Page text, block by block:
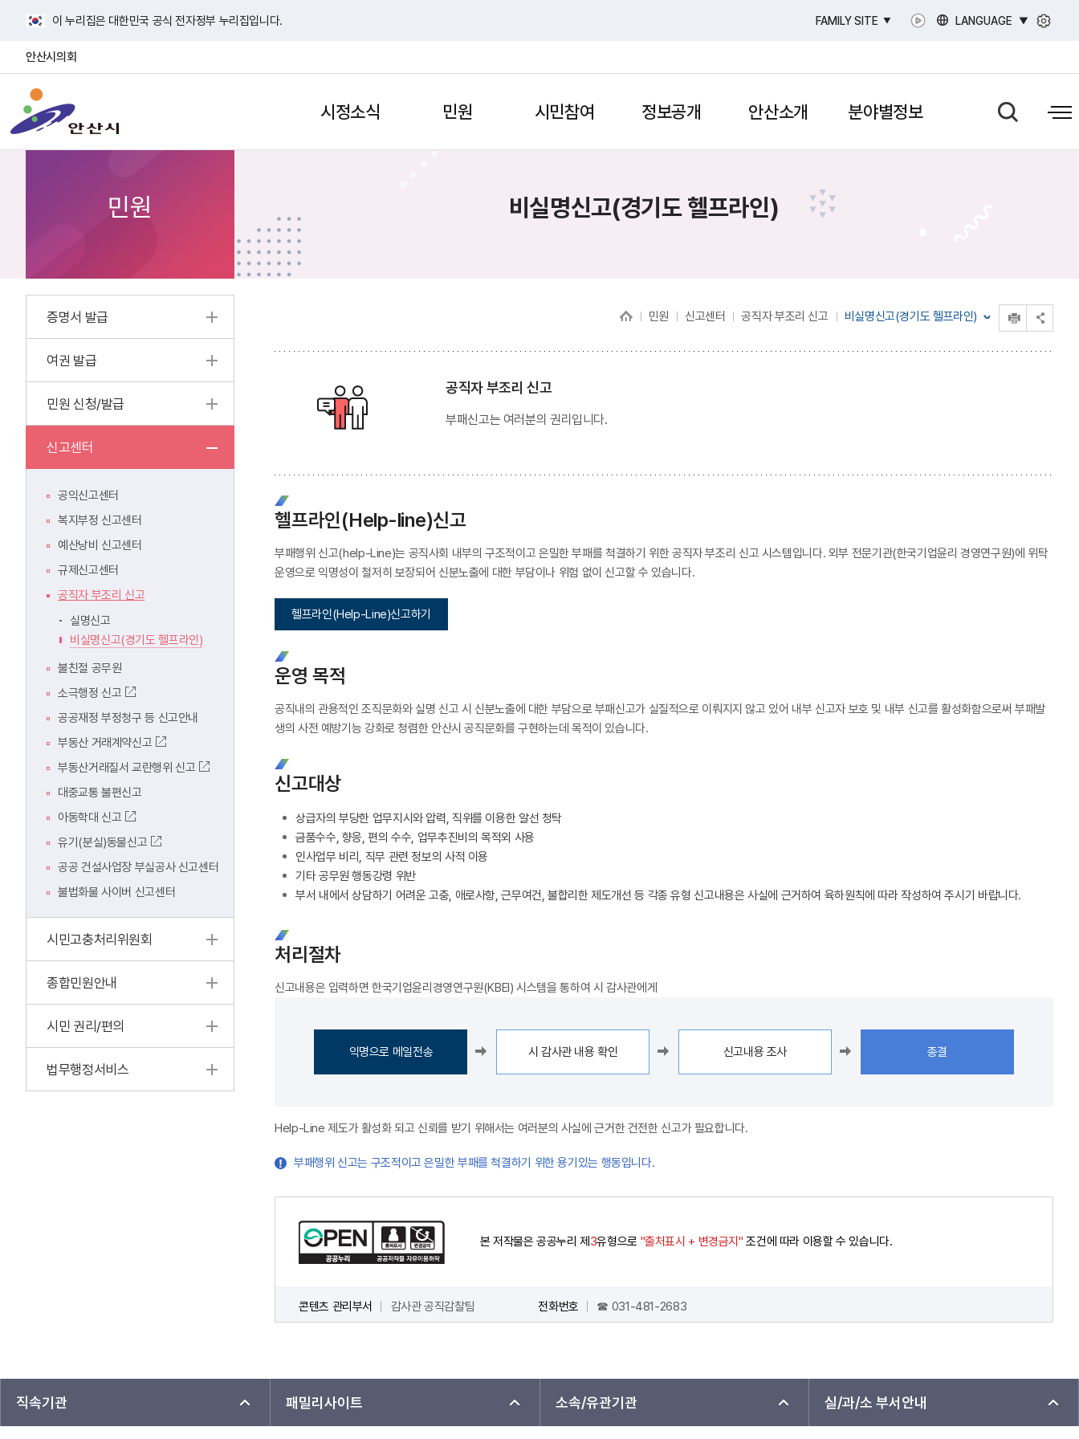
이 누리집은 대한민국 공식 전자정부 누리집입니다. FAMILY SITE LANGUAGE
안산시의회
시
시정소식 민원 시민참여 정보공개 안산소개 분야별정보
민원 비실명신고(경기도 헬프라인)
민원 신고센터 공직자 부조리 신고 비실명신고(경기도 헬프라인)
증명서 발급
여권 발급
민원 신청/발급
신고센터
공익신고센터
복지부정 신고센터
예산낭비 신고센터
규제신고센터
공직자 부조리 신고
실명신고
비실명신고(경기도 헬프라인)
불친절 공무원
소극행정 신고
공공재정 부정청구 등 신고안내
부동산 거래계약신고
부동산거래질서 교란행위 신고
대중교통 불편신고
아동학대 신고
유기(분실)동물신고
공공 건설사업장 부실공사 신고센터
불법화물 사이버 신고센터
시민고충처리위원회
종합민원안내
시민 권리/편의
법무행정서비스
공직자 부조리 신고
부패신고는 여러분의 권리입니다.
헬프라인(Help-line)신고
부패행위 신고(help-Line)는 공직사회 내부의 구조적이고 은밀한 부패를 척결하기 위한 공직자 부조리 신고 시스템입니다. 외부 전문기관(한국기업윤리 경영연구원)에 위탁
운영으로 익명성이 철저히 보장되어 신분노출에 대한 부담이나 위험 없이 신고할 수 있습니다.
헬프라인(Help-Line)신고하기
운영 목적
공직내의 관용적인 조직문화와 실명 신고 시 신분노출에 대한 부담으로 부패신고가 실질적으로 이뤄지지 않고 있어 내부 신고자 보호 및 내부 신고를 활성화함으로써 부패발
생의 사전 예방기능 강화로 청렴한 안산시 공직문화를 구현하는데 목적이 있습니다.
신고대상
상급자의 부당한 업무지시와 압력, 직위를 이용한 알선 청탁
금품수수, 향응, 편의 수수, 업무추진비의 목적외 사용
인사업무 비리, 직무 관련 정보의 사적 이용
기타 공무원 행동강령 위반
부서 내에서 상담하기 어려운 고충, 애로사항, 근무여건, 불합리한 제도개선 등 각종 유형 신고내용은 사실에 근거하여 육하원칙에 따라 작성하여 주시기 바랍니다.
처리절차
신고내용은 입력하면 한국기업윤리경영연구원(KBEI) 시스템을 통하여 시 감사관에게
익명으로 메일전송 시 감사관 내용 확인 신고내용 조사 종결
Help-Line 제도가 활성화 되고 신뢰를 받기 위해서는 여러분의 사실에 근거한 건전한 신고가 필요합니다.
부패행위 신고는 구조적이고 은밀한 부패를 척결하기 위한 용기있는 행동입니다.
본 저작물은 공공누리 제 3유형으로 "출처표시 + 변경금지" 조건에 따라 이용할 수 있습니다.
콘텐츠 관리부서 감사관 공직감찰팀 전화번호 ☎ 031-481-2683
직속기관 패밀리사이트 소속/유관기관 실/과/소 부서안내